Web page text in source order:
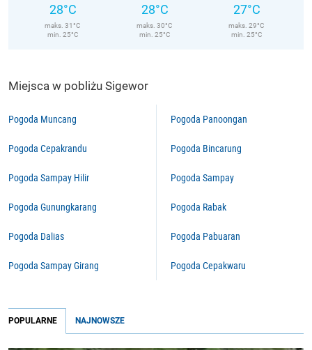
28°C
maks. 31°C
min. 25°C
28°C
maks. 30°C
min. 25°C
27°C
maks. 29°C
min. 25°C
Miejsca w pobliżu Sigewor
Pogoda Muncang
Pogoda Cepakrandu
Pogoda Sampay Hilir
Pogoda Gunungkarang
Pogoda Dalias
Pogoda Sampay Girang
Pogoda Panoongan
Pogoda Bincarung
Pogoda Sampay
Pogoda Rabak
Pogoda Pabuaran
Pogoda Cepakwaru
POPULARNE NAJNOWSZE